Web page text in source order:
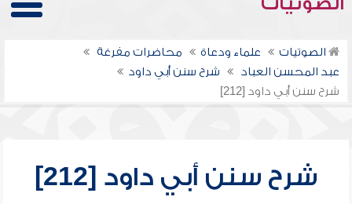
الصوتيات علماء ودعاة
محاضرات مفرغة
عبد المحسن العباد
شرح سنن أبي داود
شرح سنن أبي داود [212]
شرح سنن أبي داود [212]